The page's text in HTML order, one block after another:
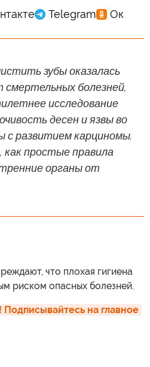
зубы оказалась
болезней,
исследование
десен и язвы во
с развитием карциномы.
как простые правила
органы от
что плохая гигиена
риском опасных болезней.
на главное